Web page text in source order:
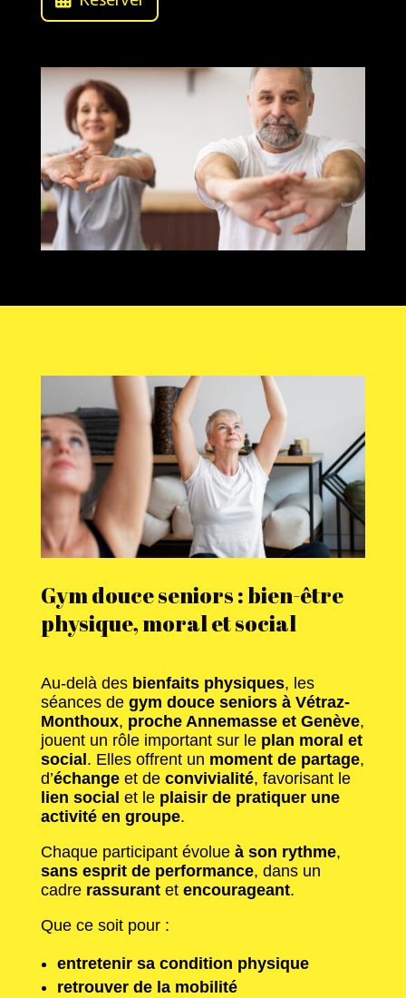
Gym douce seniors : bien-être
physique, moral et social
Au-delà des bienfaits physiques, les
séances de gym douce seniors à Vétraz-
Monthoux, proche Annemasse et Genève,
jouent un rôle important sur le plan moral et
social . Elles offrent un moment de partage,
d’échangeet de convivialité, favorisant le
lien social et le plaisir de pratiquer une
activité en groupe.
Chaque participant évolue à son rythme,
sans esprit de performance, dans un
cadre rassurantet encourageant.
Que ce soit pour :
entretenir sa condition physique
retrouver de la mobilité